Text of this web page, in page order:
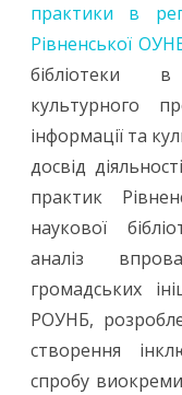
практики в
Рівненської
бібліотеки
культурного
інформації та
досвід
практик
наукової
аналіз
громадських
РОУНБ,
створення
спробу